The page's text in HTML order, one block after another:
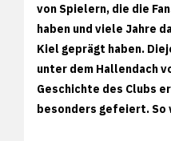
von Spielern, die die
haben und viele Jahre
Kiel geprägt haben.
unter dem Hallendach
Geschichte des Clubs
besonders gefeiert. So